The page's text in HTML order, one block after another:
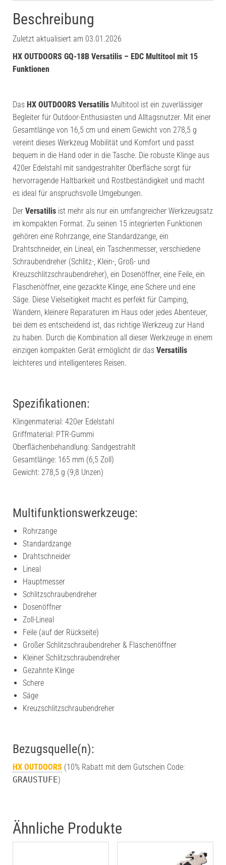
Beschreibung
Zuletzt aktualisiert am 03.01.2026
HX OUTDOORS GQ-18B Versatilis – EDC Multitool mit 15
Funktionen
Das HX OUTDOORS Versatilis Multitool ist ein zuverlässiger
Begleiter für Outdoor-Enthusiasten und Alltagsnutzer. Mit einer
Gesamtlänge von 16,5 cm und einem Gewicht von 278,5 g
vereint dieses Werkzeug Mobilität und Komfort und passt
bequem in die Hand oder in die Tasche. Die robuste Klinge aus
420er Edelstahl mit sandgestrahlter Oberfläche sorgt für
hervorragende Haltbarkeit und Rostbeständigkeit und macht
es ideal für anspruchsvolle Umgebungen.
Der Versatilis ist mehr als nur ein umfangreicher Werkzeugsatz
im kompakten Format. Zu seinen 15 integrierten Funktionen
gehören eine Rohrzange, eine Standardzange, ein
Drahtschneider, ein Lineal, ein Taschenmesser, verschiedene
Schraubendreher (Schlitz-, Klein-, Groß- und
Kreuzschlitzschraubendreher), ein Dosenöffner, eine Feile, ein
Flaschenöffner, eine gezackte Klinge, eine Schere und eine
Säge. Diese Vielseitigkeit macht es perfekt für Camping,
Wandern, kleinere Reparaturen im Haus oder jedes Abenteuer,
bei dem es entscheidend ist, das richtige Werkzeug zur Hand
zu haben. Durch die Kombination all dieser Werkzeuge in einem
einzigen kompakten Gerät ermöglicht dir das Versatilis
leichteres und intelligenteres Reisen.
Spezifikationen:
Klingenmaterial: 420er Edelstahl
Griffmaterial: PTR-Gummi
Oberflächenbehandlung: Sandgestrahlt
Gesamtlänge: 165 mm (6,5 Zoll)
Gewicht: 278,5 g (9,8 Unzen)
Multifunktionswerkzeuge:
Rohrzange
Standardzange
Drahtschneider
Lineal
Hauptmesser
Schlitzschraubendreher
Dosenöffner
Zoll-Lineal
Feile (auf der Rückseite)
Großer Schlitzschraubendreher & Flaschenöffner
Kleiner Schlitzschraubendreher
Gezahnte Klinge
Schere
Säge
Kreuzschlitzschraubendreher
Bezugsquelle(n):
HX OUTDOORS (10% Rabatt mit dem Gutschein Code:
GRAUSTUFE)
Ähnliche Produkte